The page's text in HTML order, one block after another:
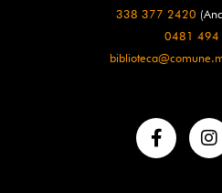
338 377 2420
0481 494